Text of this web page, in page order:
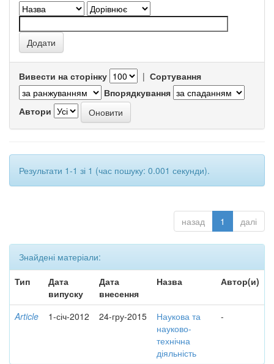
Вивести на сторінку | Сортування
Впорядкування
Автори
Результати 1-1 зі 1 (час пошуку: 0.001 секунди).
назад 1 далі
Знайдені матеріали:
Тип
Дата
випуску
Дата
внесення
Назва Автор(и)
Article 1-січ-2012 24-гру-2015
Наукова та
науково-
технічна
діяльність
-